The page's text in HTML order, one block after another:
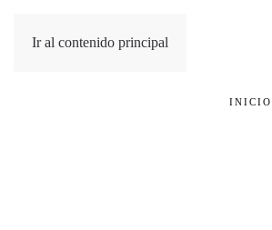
Ir al contenido principal
INICIO